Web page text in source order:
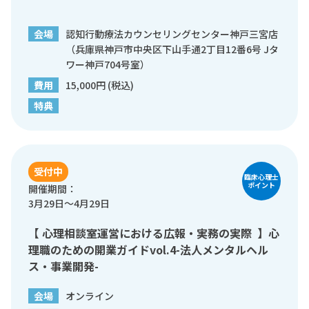
会場
認知行動療法カウンセリングセンター神戸三宮店
（兵庫県神戸市中央区下山手通2丁目12番6号 Jタ
ワー神戸704号室）
費用
15,000円 (税込)
特典
受付中
開催期間：
3月29日～4月29日
【 心理相談室運営における広報・実務の実際 】心
理職のための開業ガイドvol.4-法人メンタルヘル
ス・事業開発-
会場
オンライン
臨床心理士
ポイント